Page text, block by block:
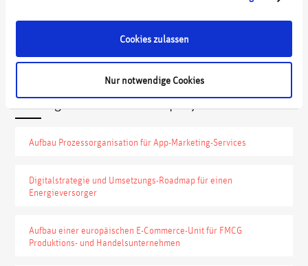
Cookies zulassen
Nur notwendige Cookies
Auszug unserer Kundenprojekte:
Aufbau Prozessorganisation für App-Marketing-Services
Digitalstrategie und Umsetzungs-Roadmap für einen
Energieversorger
Aufbau einer europäischen E-Commerce-Unit für FMCG
Produktions- und Handelsunternehmen